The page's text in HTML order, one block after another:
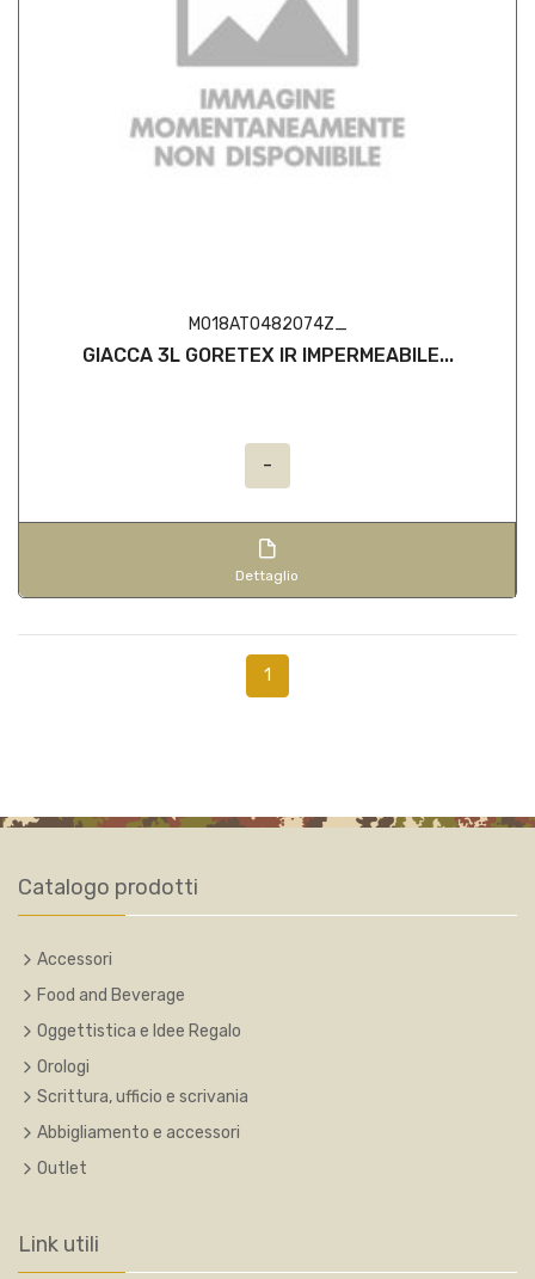
M018AT0482074Z_
GIACCA 3L GORETEX IR IMPERMEABILE...
-
Dettaglio
1
Catalogo prodotti
Accessori
Food and Beverage
Oggettistica e Idee Regalo
Orologi
Scrittura, ufficio e scrivania
Abbigliamento e accessori
Outlet
Link utili